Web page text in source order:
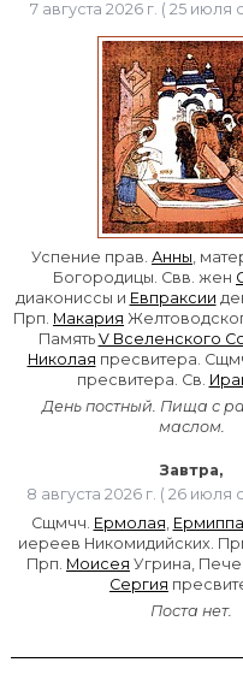
7 августа 2026 г. ( 25 июля
Успение прав. Анны ,
Богородицы. Свв. жен
диакониссы и Евпраксии
Прп. Макария
Память V Вселенского
Николая пресвитера.
пресвитера. Св.
День постный. Пища с
маслом.
Завтра,
8 августа 2026 г. ( 26 июля
Сщмчч. Ермолая Ермиппа
иереев Никомидийских.
Прп. Моисея Угрина,
Сергия
Поста нет.